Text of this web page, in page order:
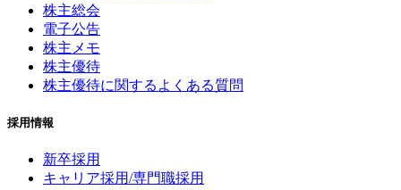
株主総会
電子公告
株主メモ
株主優待
株主優待に関するよくある質問
採用情報
新卒採用
キャリア採用/専門職採用